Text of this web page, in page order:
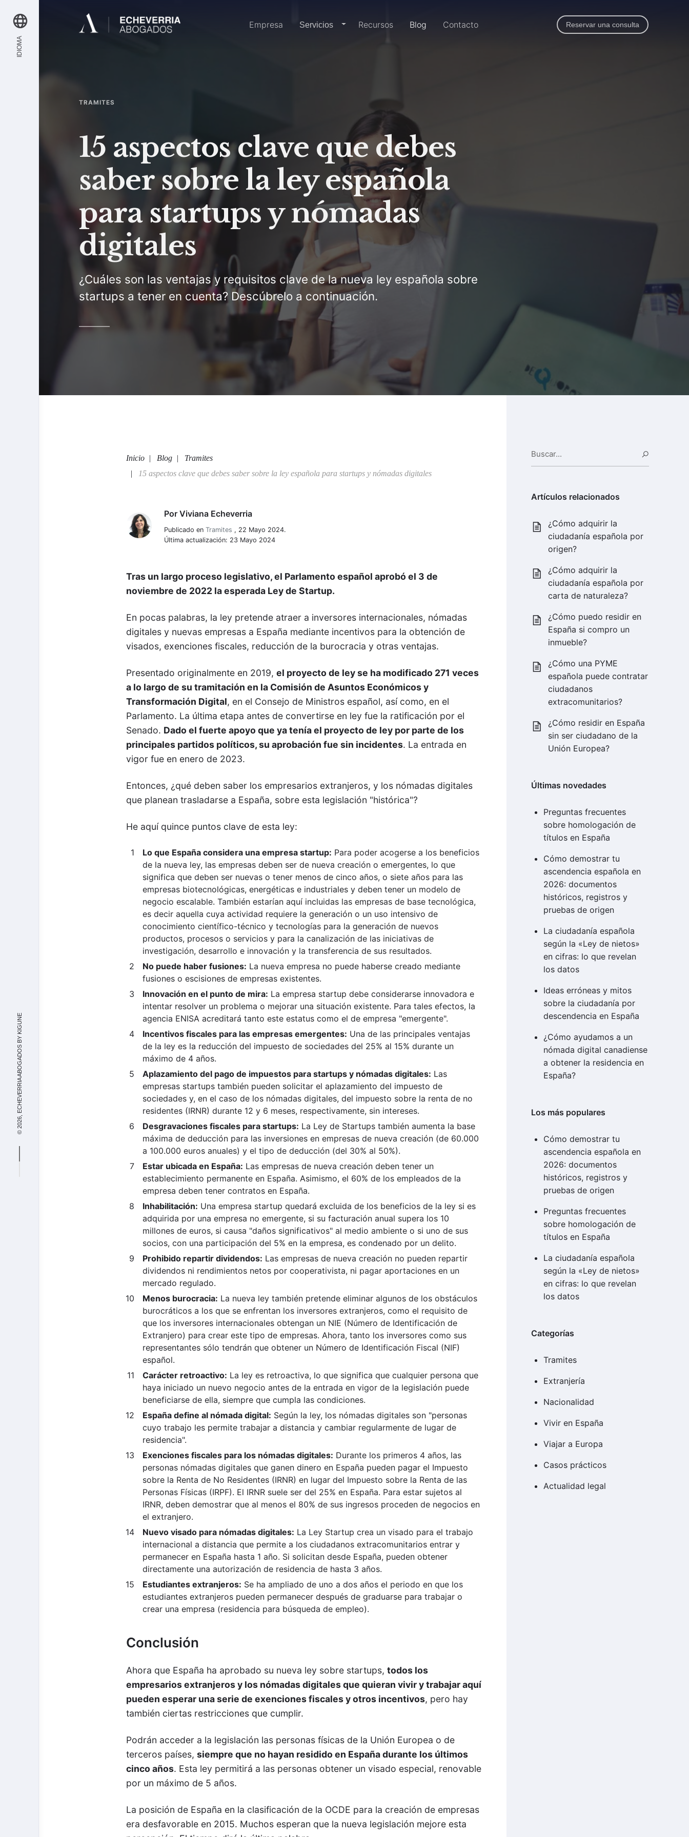
IDIOMA
© 2026, ECHEVERRIA ABOGADOS BY
KIGUNE
Inicio
Empresa Servicios dropdown-link
Recursos Blog Contacto Reservar una consulta
TRAMITES
15 aspectos clave que debes
saber sobre la ley española
para startups y nómadas
digitales
¿Cuáles son las ventajas y requisitos clave de la nueva ley española sobre
startups a tener en cuenta? Descúbrelo a continuación.
Inicio Blog
Tramites
15 aspectos clave que debes saber sobre la ley española para startups y nómadas digitales
Viviana Echeverria
PorViviana Echeverria
Publicado enTramites , 22 Mayo 2024.
Última actualización: 23 Mayo 2024
Tras un largo proceso legislativo, el Parlamento español aprobó el 3 de
noviembre de 2022 la esperada Ley de Startup.
En pocas palabras, la ley pretende atraer a inversores internacionales, nómadas
digitales y nuevas empresas a España mediante incentivos para la obtención de
visados, exenciones fiscales, reducción de la burocracia y otras ventajas.
Presentado originalmente en 2019,el proyecto de ley se ha modificado 271 veces
a lo largo de su tramitación en la Comisión de Asuntos Económicos y
Transformación Digital, en el Consejo de Ministros español, así como, en el
Parlamento. La última etapa antes de convertirse en ley fue la ratificación por el
Senado. Dado el fuerte apoyo que ya tenía el proyecto de ley por parte de los
principales partidos políticos, su aprobación fue sin incidentes. La entrada en
vigor fue en enero de 2023.
Entonces, ¿qué deben saber los empresarios extranjeros, y los nómadas digitales
que planean trasladarse a España, sobre esta legislación "histórica"?
He aquí quince puntos clave de esta ley:
Lo que España considera una empresa startup: Para poder acogerse a los beneficios
de la nueva ley, las empresas deben ser de nueva creación o emergentes, lo que
significa que deben ser nuevas o tener menos de cinco años, o siete años para las
empresas biotecnológicas, energéticas e industriales y deben tener un modelo de
negocio escalable. También estarían aquí incluidas las empresas de base tecnológica,
es decir aquella cuya actividad requiere la generación o un uso intensivo de
conocimiento científico-técnico y tecnologías para la generación de nuevos
productos, procesos o servicios y para la canalización de las iniciativas de
investigación, desarrollo e innovación y la transferencia de sus resultados.
No puede haber fusiones: La nueva empresa no puede haberse creado mediante
fusiones o escisiones de empresas existentes.
Innovación en el punto de mira: La empresa startup debe considerarse innovadora e
intentar resolver un problema o mejorar una situación existente. Para tales efectos, la
agencia ENISA acreditará tanto este estatus como el de empresa "emergente".
Incentivos fiscales para las empresas emergentes: Una de las principales ventajas
de la ley es la reducción del impuesto de sociedades del 25% al 15% durante un
máximo de 4 años.
Aplazamiento del pago de impuestos para startups y nómadas digitales: Las
empresas startups también pueden solicitar el aplazamiento del impuesto de
sociedades y, en el caso de los nómadas digitales, del impuesto sobre la renta de no
residentes (IRNR) durante 12 y 6 meses, respectivamente, sin intereses.
Desgravaciones fiscales para startups: La Ley de Startups también aumenta la base
máxima de deducción para las inversiones en empresas de nueva creación (de 60.000
a 100.000 euros anuales) y el tipo de deducción (del 30% al 50%).
Estar ubicada en España: Las empresas de nueva creación deben tener un
establecimiento permanente en España. Asimismo, el 60% de los empleados de la
empresa deben tener contratos en España.
Inhabilitación: Una empresa startup quedará excluida de los beneficios de la ley si es
adquirida por una empresa no emergente, si su facturación anual supera los 10
millones de euros, si causa "daños significativos" al medio ambiente o si uno de sus
socios, con una participación del 5% en la empresa, es condenado por un delito.
Prohibido repartir dividendos: Las empresas de nueva creación no pueden repartir
dividendos ni rendimientos netos por cooperativista, ni pagar aportaciones en un
mercado regulado.
Menos burocracia: La nueva ley también pretende eliminar algunos de los obstáculos
burocráticos a los que se enfrentan los inversores extranjeros, como el requisito de
que los inversores internacionales obtengan un NIE (Número de Identificación de
Extranjero) para crear este tipo de empresas. Ahora, tanto los inversores como sus
representantes sólo tendrán que obtener un Número de Identificación Fiscal (NIF)
español.
Carácter retroactivo: La ley es retroactiva, lo que significa que cualquier persona que
haya iniciado un nuevo negocio antes de la entrada en vigor de la legislación puede
beneficiarse de ella, siempre que cumpla las condiciones.
España define al nómada digital: Según la ley, los nómadas digitales son "personas
cuyo trabajo les permite trabajar a distancia y cambiar regularmente de lugar de
residencia".
Exenciones fiscales para los nómadas digitales: Durante los primeros 4 años, las
personas nómadas digitales que ganen dinero en España pueden pagar el Impuesto
sobre la Renta de No Residentes (IRNR) en lugar del Impuesto sobre la Renta de las
Personas Físicas (IRPF). El IRNR suele ser del 25% en España. Para estar sujetos al
IRNR, deben demostrar que al menos el 80% de sus ingresos proceden de negocios en
el extranjero.
Nuevo visado para nómadas digitales: La Ley Startup crea un visado para el trabajo
internacional a distancia que permite a los ciudadanos extracomunitarios entrar y
permanecer en España hasta 1 año. Si solicitan desde España, pueden obtener
directamente una autorización de residencia de hasta 3 años.
Estudiantes extranjeros: Se ha ampliado de uno a dos años el periodo en que los
estudiantes extranjeros pueden permanecer después de graduarse para trabajar o
crear una empresa (residencia para búsqueda de empleo).
Conclusión
Ahora que España ha aprobado su nueva ley sobre startups,todos los
empresarios extranjeros y los nómadas digitales que quieran vivir y trabajar aquí
pueden esperar una serie de exenciones fiscales y otros incentivos, pero hay
también ciertas restricciones que cumplir.
Podrán acceder a la legislación las personas físicas de la Unión Europea o de
terceros países,siempre que no hayan residido en España durante los últimos
cinco años. Esta ley permitirá a las personas obtener un visado especial, renovable
por un máximo de 5 años.
La posición de España en la clasificación de la OCDE para la creación de empresas
era desfavorable en 2015. Muchos esperan que la nueva legislación mejore esta
Buscar
Artículos relacionados
¿Cómo adquirir la
ciudadanía española por
origen?
¿Cómo adquirir la
ciudadanía española por
carta de naturaleza?
¿Cómo puedo residir en
España si compro un
inmueble?
¿Cómo una PYME
española puede contratar
ciudadanos
extracomunitarios?
¿Cómo residir en España
sin ser ciudadano de la
Unión Europea?
Últimas novedades
Preguntas frecuentes
sobre homologación de
títulos en España
Cómo demostrar tu
ascendencia española en
2026: documentos
históricos, registros y
pruebas de origen
La ciudadanía española
según la «Ley de nietos»
en cifras: lo que revelan
los datos
Ideas erróneas y mitos
sobre la ciudadanía por
descendencia en España
¿Cómo ayudamos a un
nómada digital canadiense
a obtener la residencia en
España?
Los más populares
Cómo demostrar tu
ascendencia española en
2026: documentos
históricos, registros y
pruebas de origen
Preguntas frecuentes
sobre homologación de
títulos en España
La ciudadanía española
según la «Ley de nietos»
en cifras: lo que revelan
los datos
Categorías
Tramites
Extranjería
Nacionalidad
Vivir en España
Viajar a Europa
Casos prácticos
Actualidad legal